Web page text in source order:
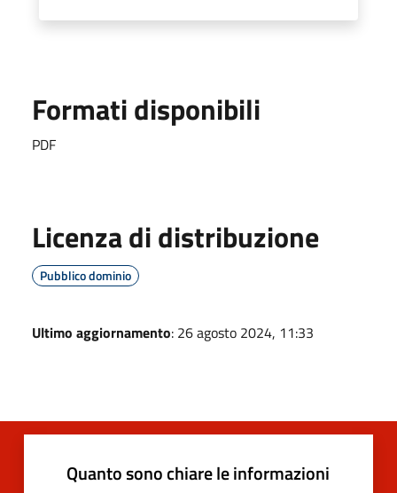
Formati disponibili
PDF
Licenza di distribuzione
Pubblico dominio
Ultimo aggiornamento: 26 agosto 2024, 11:33
Quanto sono chiare le informazioni